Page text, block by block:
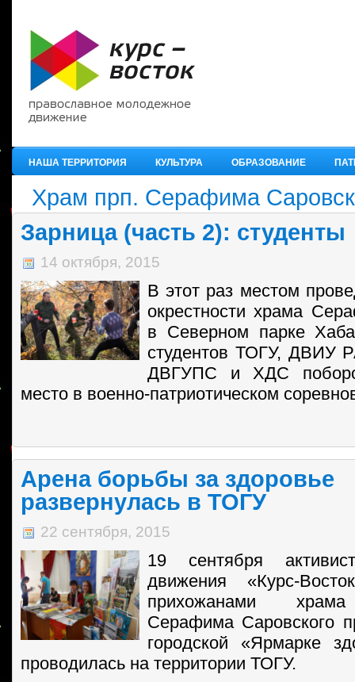
НАША ТЕРРИТОРИЯ КУЛЬТУРА ОБРАЗОВАНИЕ
Храм прп. Серафима
Зарница (часть 2): студенты
14 октября, 2015
В этот раз местом
окрестности храма
в Северном парке
студентов ТОГУ, ДВИУ
ДВГУПС и ХДС
место в военно-патриотическом
Арена борьбы за здоровье
развернулась в ТОГУ
22 сентября, 2015
19 сентября
движения «Курс-
прихожанами храма
Серафима Саровского
городской «Ярмарке
проводилась на территории ТОГУ.